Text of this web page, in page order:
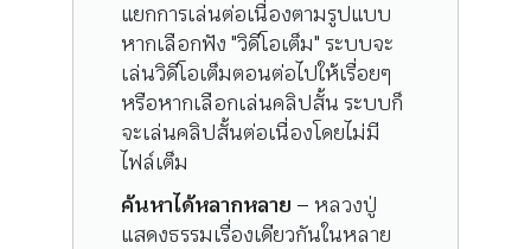
แยกการเล่นต่อเนื่องตามรูปแบบ
หากเลือกฟัง "วิดีโอเต็ม" ระบบจะ
เล่นวิดีโอเต็มตอนต่อไปให้เรื่อยๆ
หรือหากเลือกเล่นคลิปสั้น ระบบก็
จะเล่นคลิปสั้นต่อเนื่องโดยไม่มี
ไฟล์เต็ม
ค้นหาได้หลากหลาย – หลวงปู่
แสดงธรรมเรื่องเดียวกันในหลาย